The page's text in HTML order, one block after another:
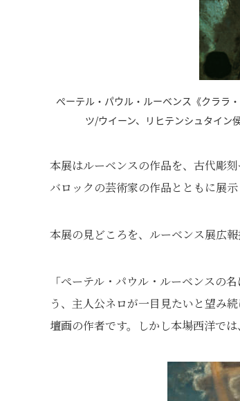
ぺーテル・パウル・ルーベンス《クラ
ツ/ウイーン、リヒテンシュタイ
本展はルーベンスの作品を、古代彫
バロックの芸術家の作品とともに展示
本展の見どころを、ルーベンス展広報
「ぺーテル・パウル・ルーベンスの
う、主人公ネロが一目見たいと望み
壇画の作者です。しかし本場西洋で